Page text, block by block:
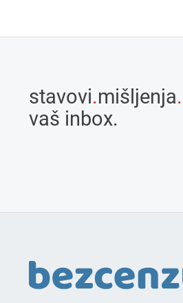
stavovi.mišljenja.
vaš inbox.